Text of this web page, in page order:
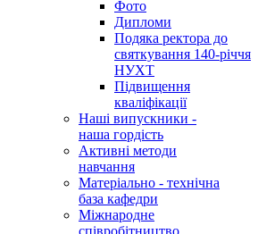
Фото
Дипломи
Подяка ректора до
святкування 140-річчя
НУХТ
Підвищення
кваліфікації
Наші випускники -
наша гордість
Активні методи
навчання
Матеріально - технічна
база кафедри
Міжнародне